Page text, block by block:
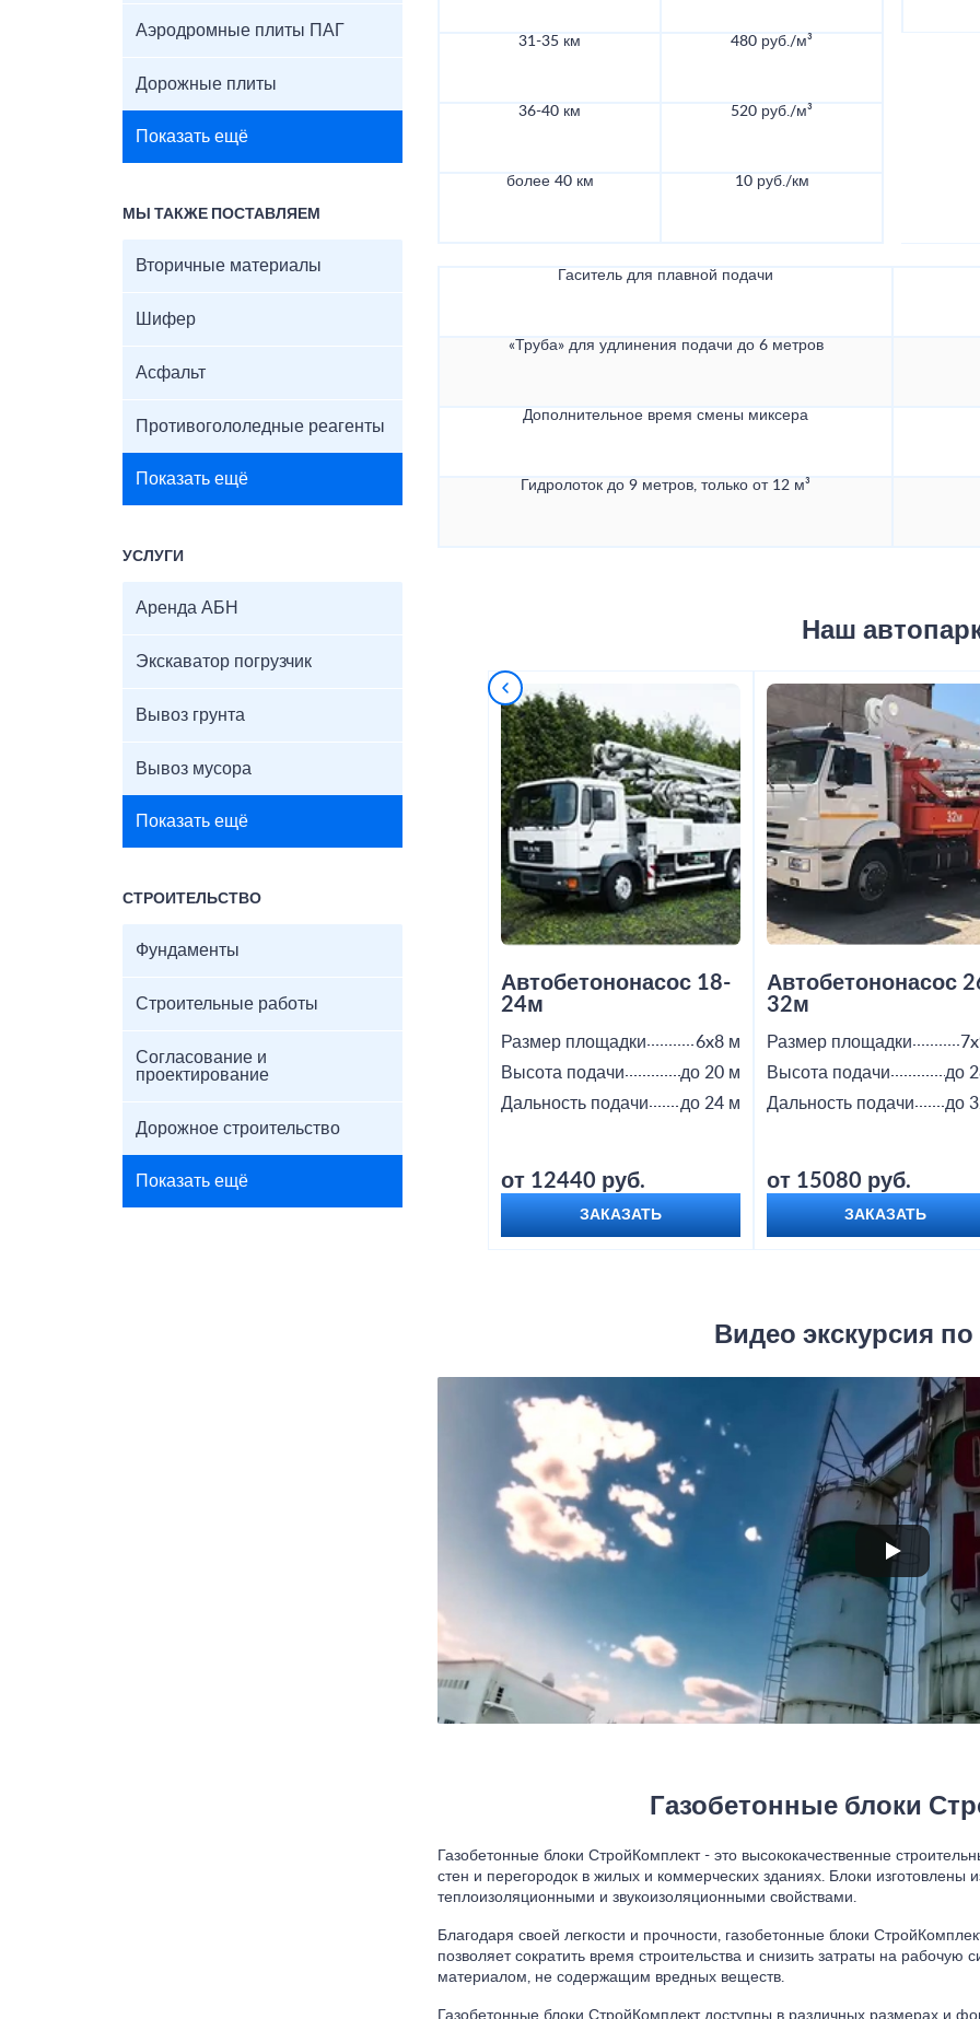
Аэродромные плиты ПАГ
Дорожные плиты
Показать ещё
МЫ ТАКЖЕ ПОСТАВЛЯЕМ
Вторичные материалы
Шифер
Асфальт
Противогололедные реагенты
Показать ещё
УСЛУГИ
Аренда АБН
Экскаватор погрузчик
Вывоз грунта
Вывоз мусора
Показать ещё
СТРОИТЕЛЬСТВО
Фундаменты
Строительные работы
Согласование и
проектирование
Дорожное строительство
Показать ещё
31-35 км 480 руб./м³
36-40 км 520 руб./м³
более 40 км 10 руб./км
Гаситель для плавной подачи
«Труба» для удлинения подачи до 6 метров
Дополнительное время смены миксера
Гидролоток до 9 метров, только от 12 м³
Наш
Автобетононасос 18-
24м
Размер площадки
6x8 м
Высота подачи
до 20 м
Дальность подачи
до 24 м
от 12440 руб.
ЗАКАЗАТЬ
Автобетононасос
32м
Размер площадки
Высота подачи
до
Дальность подачи
до
от 15080 руб.
ЗАКАЗАТЬ
Видео экскурсия
Газобетонные блоки
Газобетонные блоки СтройКомплект - это высококачественные
стен и перегородок в жилых и коммерческих зданиях. Блоки изготовлены
теплоизоляционными и звукоизоляционными свойствами.
Благодаря своей легкости и прочности, газобетонные блоки
позволяет сократить время строительства и снизить затраты на рабочую
материалом, не содержащим вредных веществ.
Газобетонные блоки СтройКомплект доступны в различных размерах и